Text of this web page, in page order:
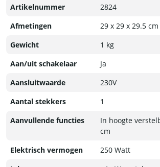
aan elke keuken of buffetopstelling.
Hoogwaardige kwaliteit van HCB: Als
Deze warmhoudlamp is geen
organiseert, de HCB warmhoudlamp is een
perfecte temperatuur blijven. Geef uw
best mogelijke eetervaring met deze
Artikelnummer
2824
Afmetingen
29 x 29 x 29.5 cm
Gewicht
1 kg
Aan/uit schakelaar
Ja
Aansluitwaarde
230V
Aantal stekkers
1
Aanvullende functies
In hoogte
cm
Elektrisch vermogen
250 Watt